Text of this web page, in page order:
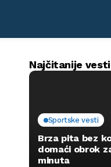
Najčitanije vesti
Sportske vesti
Brza pita bez
domaći obrok
minuta